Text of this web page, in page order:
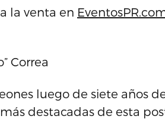
la venta en
Correa
luego de siete años
destacadas de esta